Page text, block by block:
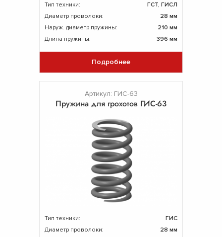
Тип техники:
ГСТ, ГИСЛ
Диаметр проволоки:
28 мм
Наруж. диаметр пружины:
210 мм
Длина пружины:
396 мм
Подробнее
Артикул: ГИС-63
Пружина для грохотов ГИС-63
Тип техники:
ГИС
Диаметр проволоки:
28 мм